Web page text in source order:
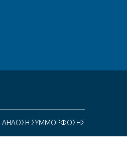
ΔΗΛΩΣΗ ΣΥΜΜΟΡΦΩΣΗΣ